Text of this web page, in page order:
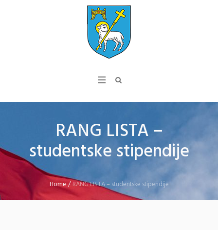
RANG LISTA –
studentske stipendije
Home /RANG LISTA – studentske stipendije